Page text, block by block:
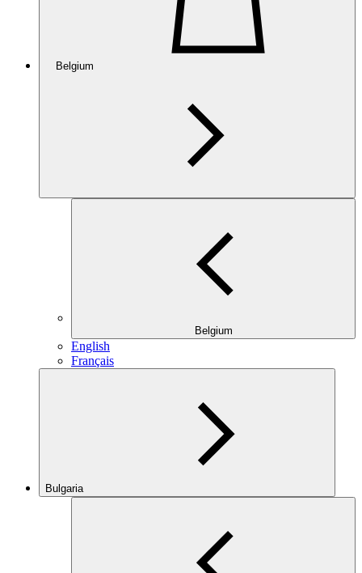
Belgium
Belgium
English
Français
Bulgaria